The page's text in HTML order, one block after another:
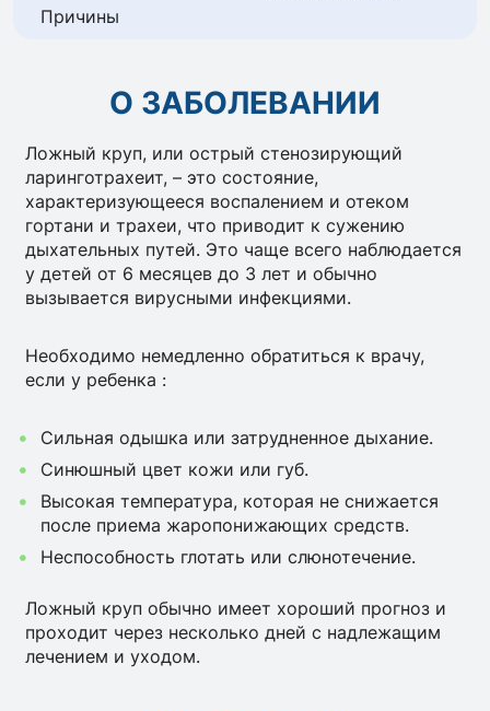
Причины
О ЗАБОЛЕВАНИИ
Ложный круп, или острый стенозирующий
ларинготрахеит, – это состояние,
характеризующееся воспалением и отеком
гортани и трахеи, что приводит к сужению
дыхательных путей. Это чаще всего наблюдается
у детей от 6 месяцев до 3 лет и обычно
вызывается вирусными инфекциями.
Необходимо немедленно обратиться к врачу,
если у ребенка :
Сильная одышка или затрудненное дыхание.
Синюшный цвет кожи или губ.
Высокая температура, которая не снижается
после приема жаропонижающих средств.
Неспособность глотать или слюнотечение.
Ложный круп обычно имеет хороший прогноз и
проходит через несколько дней с надлежащим
лечением и уходом.